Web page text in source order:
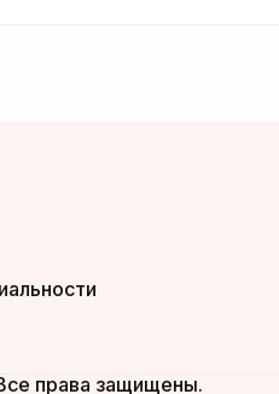
права защищены.